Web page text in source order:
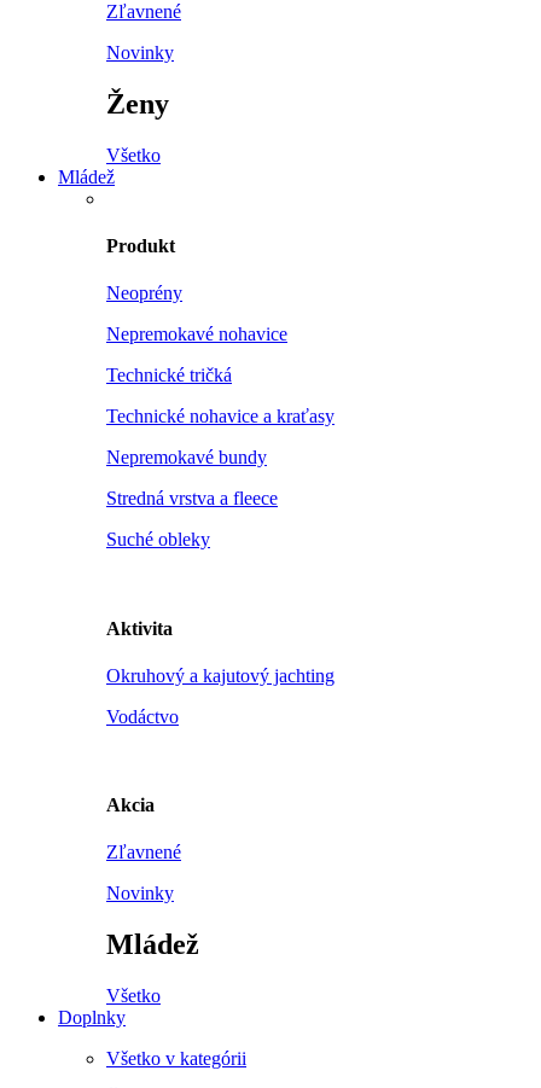
Zľavnené
Novinky
Ženy
Všetko
Mládež
Produkt
Neoprény
Nepremokavé nohavice
Technické tričká
Technické nohavice a kraťasy
Nepremokavé bundy
Stredná vrstva a fleece
Suché obleky
Aktivita
Okruhový a kajutový jachting
Vodáctvo
Akcia
Zľavnené
Novinky
Mládež
Všetko
Doplnky
Všetko v kategórii